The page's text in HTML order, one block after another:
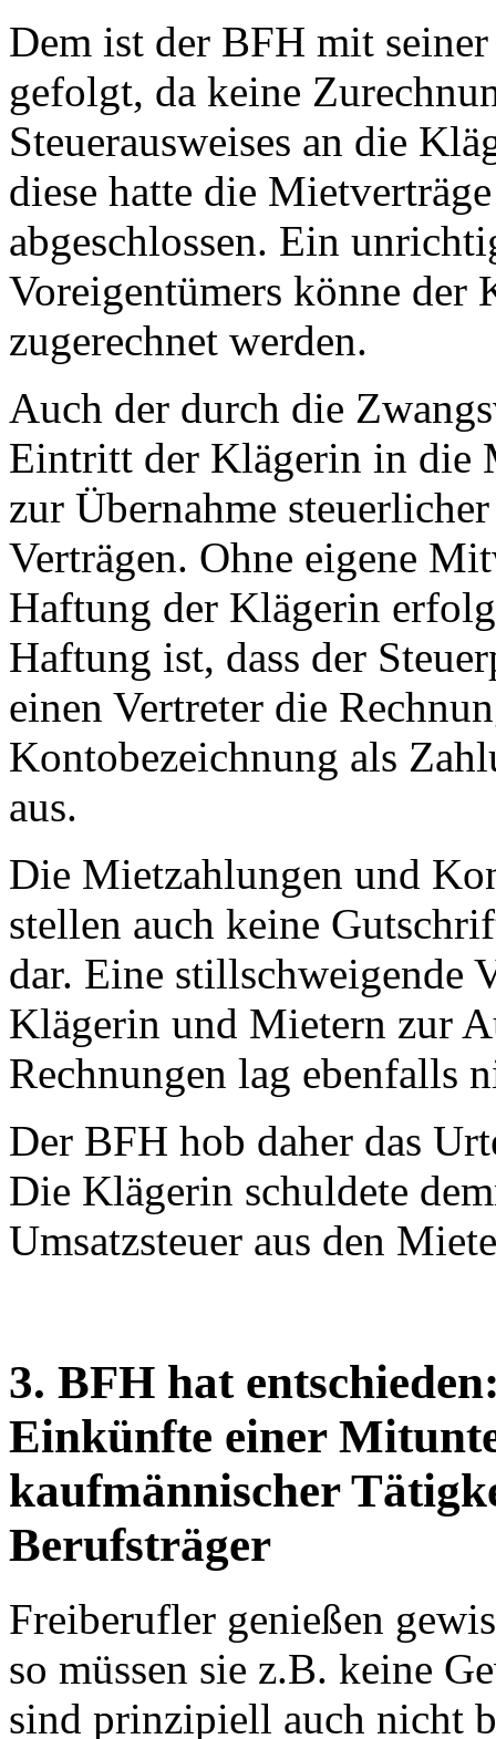
Dem ist der BFH mit
gefolgt, da keine
Steuerausweises an die
diese hatte die
abgeschlossen. Ein
Voreigentümers könne der
zugerechnet werden.
Auch der durch die
Eintritt der Klägerin in die
zur Übernahme
Verträgen. Ohne eigene
Haftung der Klägerin
Haftung ist, dass der
einen Vertreter die
Kontobezeichnung als
aus.
Die Mietzahlungen und
stellen auch keine
dar. Eine stillschweigende
Klägerin und Mietern zur
Rechnungen lag ebenfalls
Der BFH hob daher das
Die Klägerin schuldete
Umsatzsteuer aus den
3. BFH hat
Einkünfte einer
kaufmännischer
Berufsträger
Freiberufler genießen
so müssen sie z.B. keine
sind prinzipiell auch nicht